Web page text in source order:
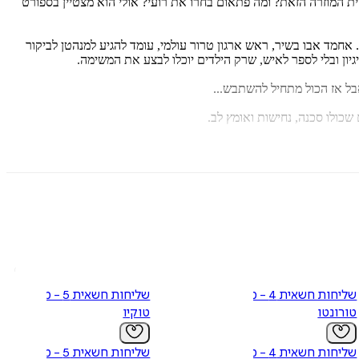
אבו בשיר, ראש ארגון טרור עולמי, עומד להגיע למנהטן לביקור
ובלי לספר לאיש, שרק הילדים יוכלו לבצע את המשימה.
אז הכול מתחיל להשתבש...
סכנה, נחישות ואומץ לב.
מושג איך להתחיל לחפש אותו. כלומר, לאף אחד חוץ מלילדים...
עולם מלא אכזריות וטירוף הם מגלים את כוחן של חברויות חדשות
שליחות חשאית 4 - מבצע
טורונטו
שליחות חשאית 4 - מבצע
שליחות חשאית 5 - מבצע
טוקיו
שליחות חשאית 5 - מבצע